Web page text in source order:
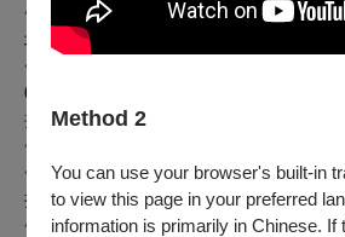
Method 2
You can use your browser's built-in
to view this page in your preferred
information is primarily in Chinese. If
◇ 套票優惠
：同時購買二場演出優惠7
場次退換票。
◇ 基金會之友8折。（請輸入優惠代碼
02-2567-3679服務時間週一至週五10:00-
按此加入基金會之友
◇ 學生8折，進場需出示有效證件。。
◇ 兩廳院會員、誠品會員、國泰世華卡
折。
◇ 65歲以上長者5折，進場需出示有效